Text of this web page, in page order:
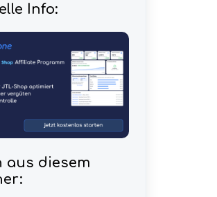
Info:
aus diesem